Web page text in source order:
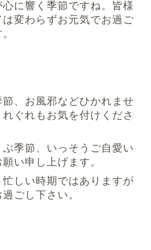
に響く季節ですね。皆様
変わらずお元気でお過ご
、お風邪などひかれませ
ぐれもお気を付けくださ
季節、いっそうご自愛い
い申し上げます。
しい時期ではありますが
ごし下さい。